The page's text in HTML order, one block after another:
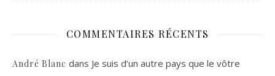
COMMENTAIRES RÉCENTS
André Blanc dans Je suis d’un autre pays que le vôtre